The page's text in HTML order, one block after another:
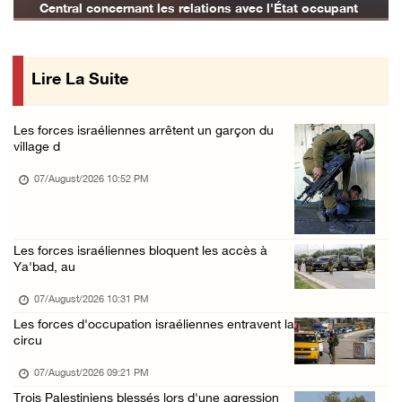
Khalayel al-Louz : des colons attaquent un c ...
Nouvelle attaque de colons à Ramallah : une ...
Nouvelles incursions à Bethléem et Tubas : d ...
Jérusalem : l'armée israélienne se retire du ...
07/August/2026 08:54 AM
Central concernant les relations avec l'État occupant
Lire La Suite
Les forces israéliennes arrêtent un garçon du
village d
07/August/2026 10:52 PM
Les forces israéliennes bloquent les accès à
Ya'bad, au
07/August/2026 10:31 PM
Les forces d'occupation israéliennes entravent la
circu
07/August/2026 09:21 PM
Trois Palestiniens blessés lors d'une agression